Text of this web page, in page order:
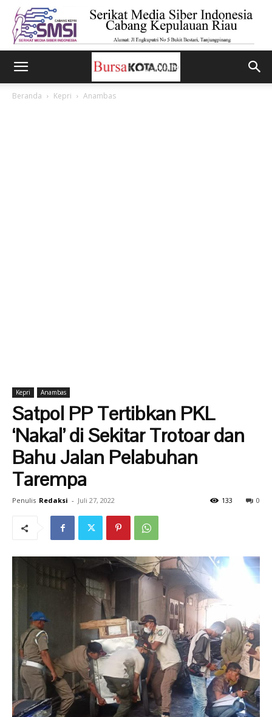
Beranda Kepri Anambas
Kepri Anambas
Satpol PP Tertibkan PKL
‘Nakal’ di Sekitar Trotoar dan
Bahu Jalan Pelabuhan
Tarempa
Penulis Redaksi - Juli 27, 2022 0
133